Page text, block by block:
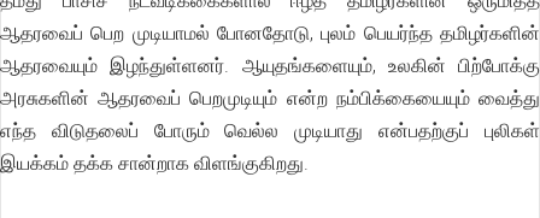
ஆதரவைப் பெற முடியாமல் போனதோடு, புலம் பெயர்ந்த தமிழர்களின்
ஆதரவையும் இழந்துள்ளனர். ஆயுதங்களையும், உலகின் பிற்போக்கு
அரசுகளின் ஆதரவைப் பெறமுடியும் என்ற நம்பிக்கையையும் வைத்து
எந்த விடுதலைப் போரும் வெல்ல முடியாது என்பதற்குப் புலிகள்
இயக்கம் தக்க சான்றாக விளங்குகிறது.